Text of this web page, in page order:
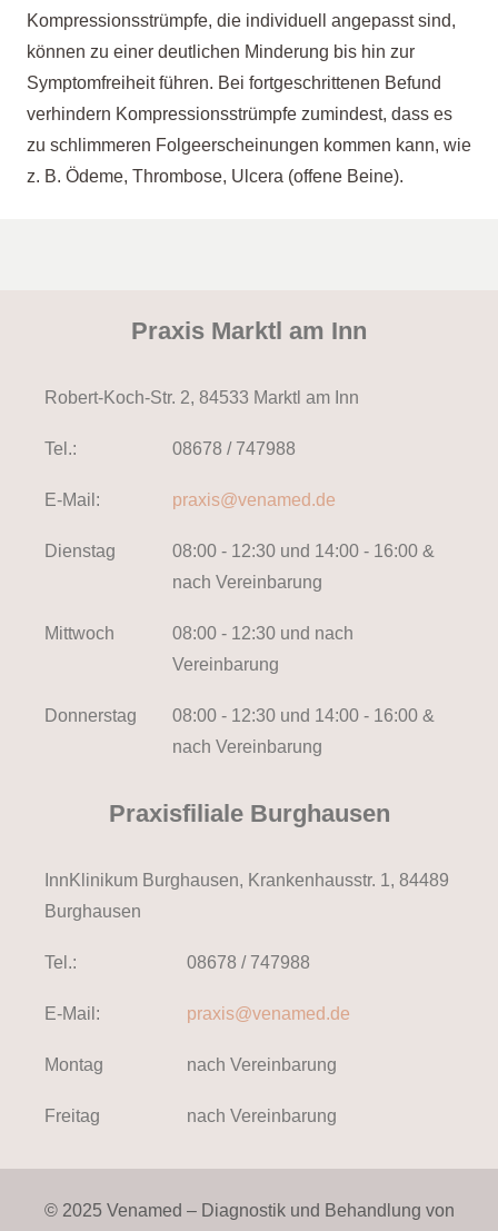
Kompressionsstrümpfe, die individuell angepasst sind,
können zu einer deutlichen Minderung bis hin zur
Symptomfreiheit führen. Bei fortgeschrittenen Befund
verhindern Kompressionsstrümpfe zumindest, dass es
zu schlimmeren Folgeerscheinungen kommen kann, wie
z. B. Ödeme, Thrombose, Ulcera (offene Beine).
Praxis Marktl am Inn
Robert-Koch-Str. 2, 84533 Marktl am Inn
Tel.: 08678 / 747988
E-Mail: praxis@venamed.de
Dienstag
08:00 - 12:30 und 14:00 - 16:00 &
nach Vereinbarung
Mittwoch
08:00 - 12:30 und nach
Vereinbarung
Donnerstag
08:00 - 12:30 und 14:00 - 16:00 &
nach Vereinbarung
Praxisfiliale Burghausen
InnKlinikum Burghausen, Krankenhausstr. 1, 84489
Burghausen
Tel.: 08678 / 747988
E-Mail: praxis@venamed.de
Montag nach Vereinbarung
Freitag nach Vereinbarung
© 2025 Venamed – Diagnostik und Behandlung von